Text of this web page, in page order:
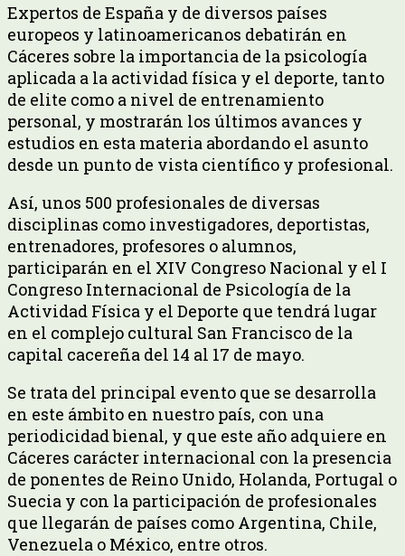
Expertos de España y de diversos países
europeos y latinoamericanos debatirán en
Cáceres sobre la importancia de la psicología
aplicada a la actividad física y el deporte, tanto
de elite como a nivel de entrenamiento
personal, y mostrarán los últimos avances y
estudios en esta materia abordando el asunto
desde un punto de vista científico y profesional.
Así, unos 500 profesionales de diversas
disciplinas como investigadores, deportistas,
entrenadores, profesores o alumnos,
participarán en el XIV Congreso Nacional y el I
Congreso Internacional de Psicología de la
Actividad Física y el Deporte que tendrá lugar
en el complejo cultural San Francisco de la
capital cacereña del 14 al 17 de mayo.
Se trata del principal evento que se desarrolla
en este ámbito en nuestro país, con una
periodicidad bienal, y que este año adquiere en
Cáceres carácter internacional con la presencia
de ponentes de Reino Unido, Holanda, Portugal o
Suecia y con la participación de profesionales
que llegarán de países como Argentina, Chile,
Venezuela o México, entre otros.